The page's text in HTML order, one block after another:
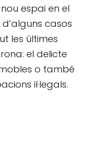
espai en el
casos
les últimes
el delicte
o també
il·legals.